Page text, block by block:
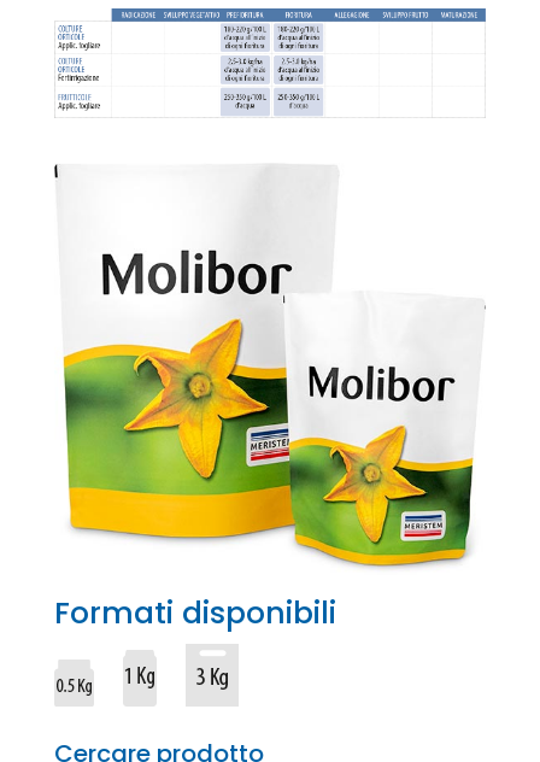
Cercare prodotto
Formati disponibili